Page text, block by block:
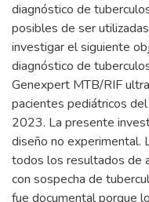
diagnóstico de
posibles de ser
investigar el siguiente
diagnóstico de
Genexpert MTB/RIF
pacientes pediátricos
2023. La presente
diseño no experimental.
todos los resultados de
con sospecha de
fue documental porque